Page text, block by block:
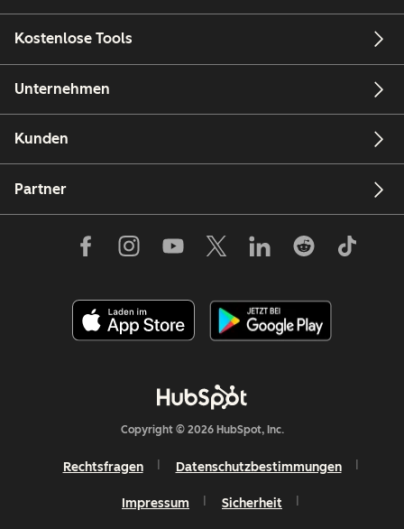
Kostenlose Tools
Unternehmen
Kunden
Partner
Copyright © 2026 HubSpot, Inc.
Rechtsfragen Datenschutzbestimmungen
Impressum Sicherheit